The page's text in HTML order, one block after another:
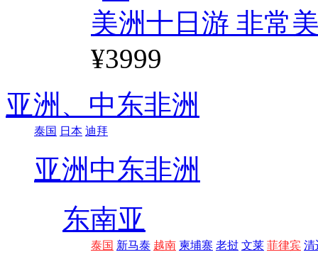
美洲十日游 非常
¥3999
亚洲、 中东非洲
泰国 日本 迪拜
亚洲 中东非洲
东南亚
泰国 新马泰 越南 柬埔寨 老挝 文莱 菲律宾 清